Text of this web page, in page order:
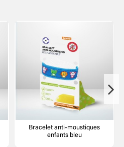
Bracelet anti-moustiques
enfants bleu